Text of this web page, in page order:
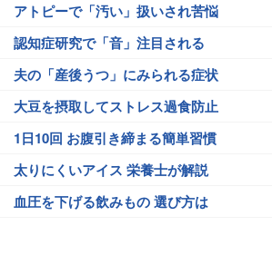
アトピーで「汚い」扱いされ苦悩
認知症研究で「音」注目される
夫の「産後うつ」にみられる症状
大豆を摂取してストレス過食防止
1日10回 お腹引き締まる簡単習慣
太りにくいアイス 栄養士が解説
血圧を下げる飲みもの 選び方は